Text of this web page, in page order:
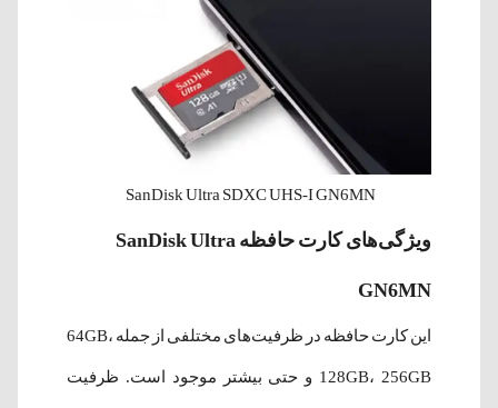
SanDisk Ultra SDXC UHS-I GN6MN
ویژگی‌های کارت حافظه SanDisk Ultra
GN6MN
این کارت حافظه در ظرفیت‌های مختلفی از جمله 64GB،
128GB، 256GB و حتی بیشتر موجود است. ظرفیت